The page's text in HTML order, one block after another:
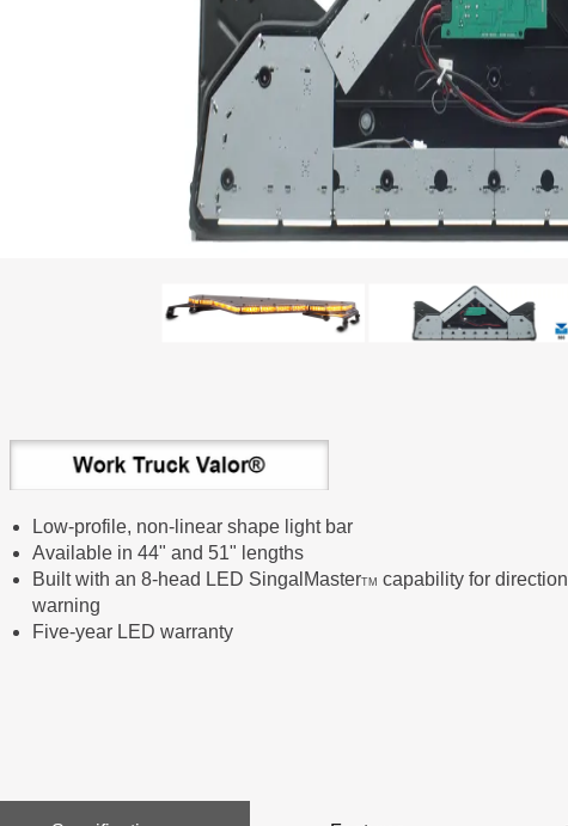
Low-profile, non-linear shape light bar
Available in 44" and 51" lengths
Built with an 8-head LED SingalMasterTM capability for
warning
Five-year LED warranty